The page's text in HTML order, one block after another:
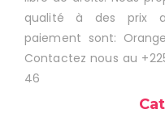
qualité à des prix
paiement sont:
Contactez nous au
46